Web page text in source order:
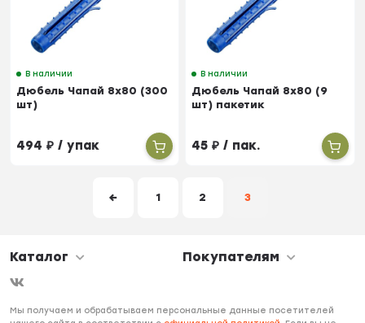
В наличии
Дюбель Чапай 8х80 (300
шт)
494₽ / упак
В наличии
Дюбель Чапай 8х80 (9
шт) пакетик
45₽ / пак.
← 1 2 3
Каталог Покупателям
Мы получаем и обрабатываем персональные данные посетителей